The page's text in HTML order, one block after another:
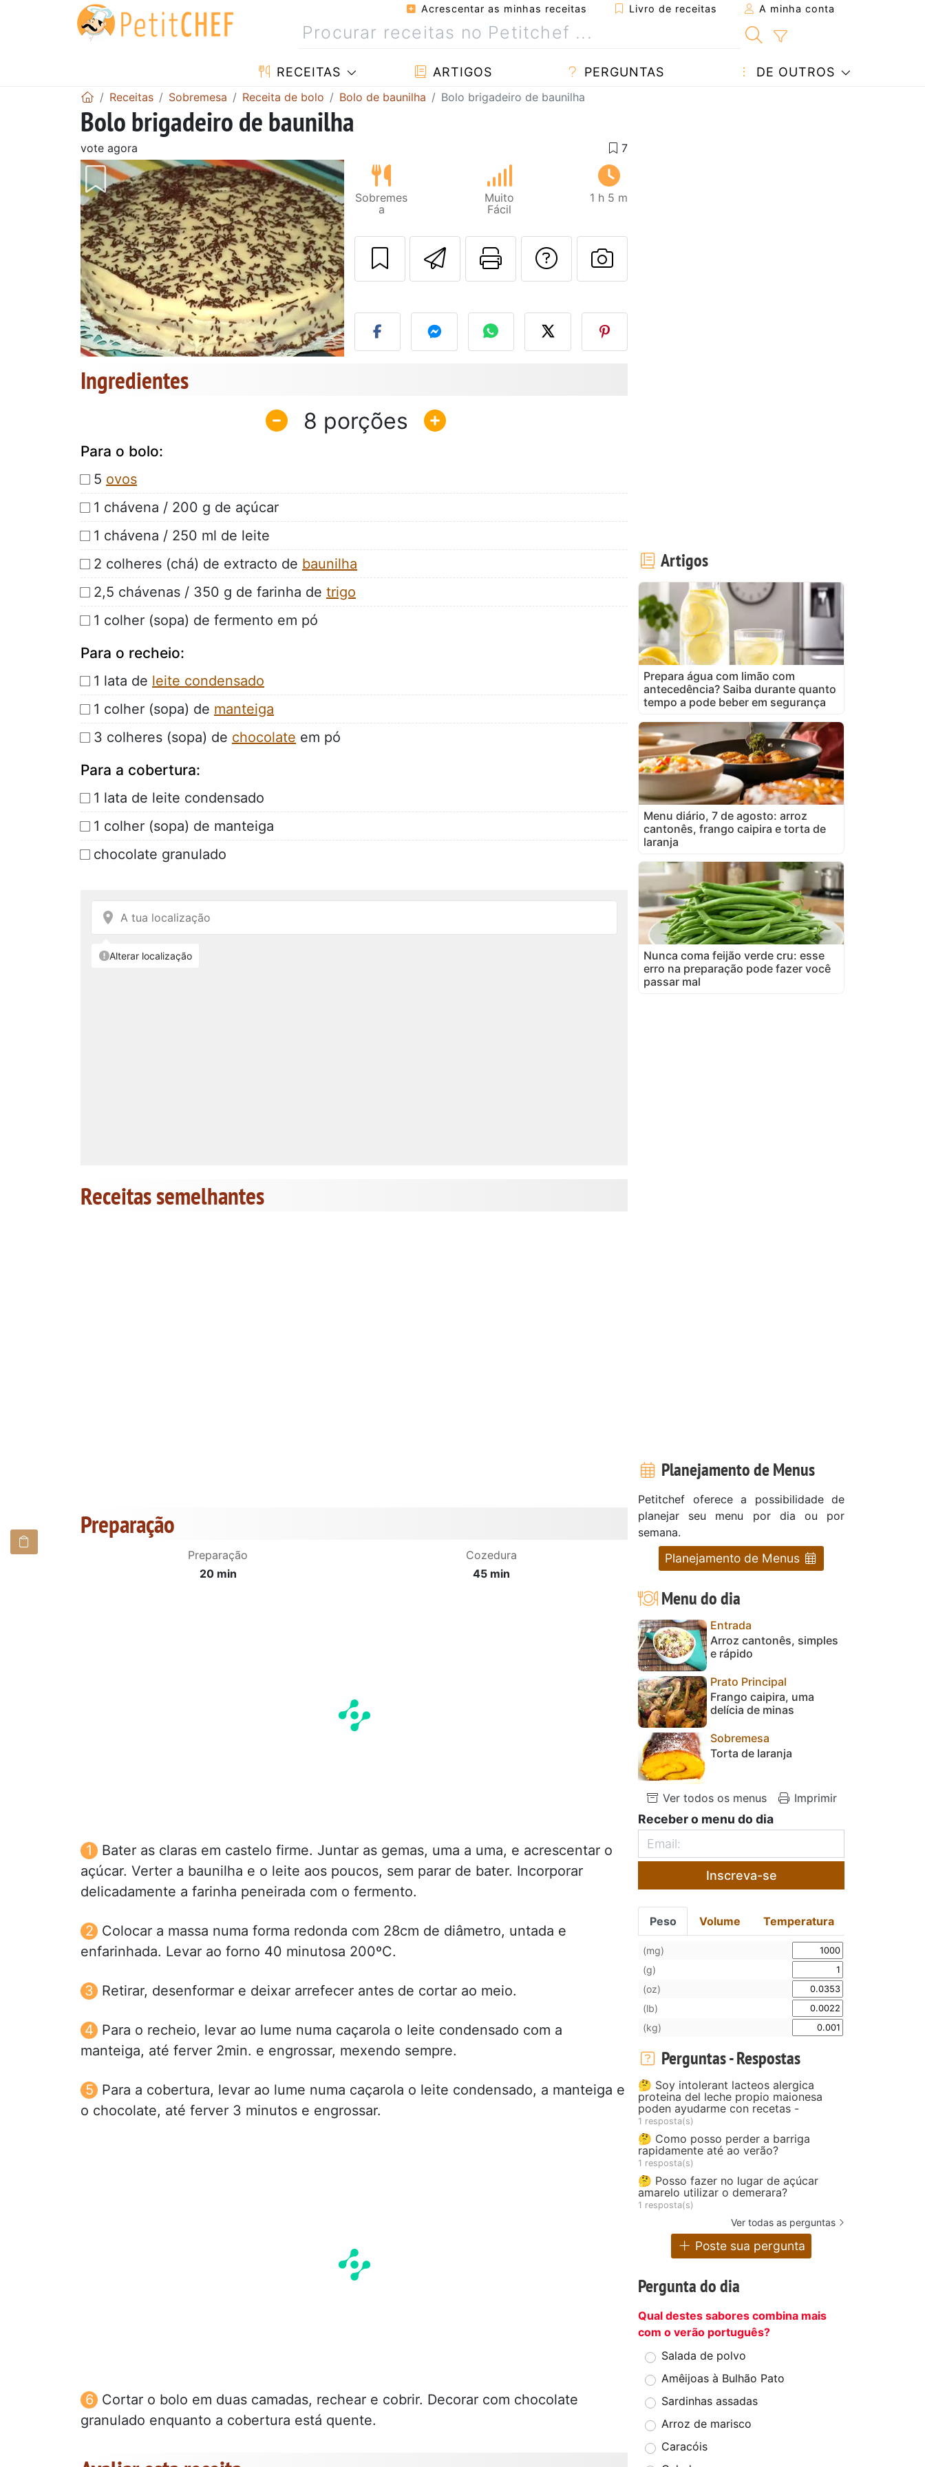
Acrescentar as minhas receitas Livro de receitas A minha conta
RECEITAS ARTIGOS PERGUNTAS DE OUTROS
Receitas Sobremesa Receita de bolo Bolo de baunilha Bolo brigadeiro de baunilha
Bolo brigadeiro de baunilha
vote agora
Sobremes
a
Muito
Fácil
1 h 5 m
Enviar esta receita a um amigo
Imprima esta página
Falar com o autor da receita
Fez esta receita? Compartilhe
Ingredientes
8
Para o bolo:
5 ovos
1 chávena / 200 g de açúcar
1 chávena / 250 ml de leite
2 colheres (chá) de extracto de baunilha
2,5 chávenas / 350 g de farinha de trigo
1 colher (sopa) de fermento em pó
Para o recheio:
1 lata de leite condensado
1 colher (sopa) de manteiga
3 colheres (sopa) de chocolate em pó
Para a cobertura:
1 lata de leite condensado
1 colher (sopa) de manteiga
chocolate granulado
Receitas semelhantes
Preparação
Preparação
20 min
Cozedura
45 min
Bater as claras em castelo firme. Juntar as gemas, uma a uma, e acrescentar o
açúcar. Verter a baunilha e o leite aos poucos, sem parar de bater. Incorporar
delicadamente a farinha peneirada com o fermento.
Colocar a massa numa forma redonda com 28cm de diâmetro, untada e
enfarinhada. Levar ao forno 40 minutosa 200ºC.
Retirar, desenformar e deixar arrefecer antes de cortar ao meio.
Para o recheio, levar ao lume numa caçarola o leite condensado com a
manteiga, até ferver 2min. e engrossar, mexendo sempre.
Para a cobertura, levar ao lume numa caçarola o leite condensado, a manteiga e
o chocolate, até ferver 3 minutos e engrossar.
Cortar o bolo em duas camadas, rechear e cobrir. Decorar com chocolate
granulado enquanto a cobertura está quente.
Artigos
Prepara água com limão com
antecedência? Saiba durante quanto
tempo a pode beber em segurança
Menu diário, 7 de agosto: arroz
cantonês, frango caipira e torta de
laranja
Nunca coma feijão verde cru: esse
erro na preparação pode fazer você
passar mal
Planejamento de Menus
Petitchef oferece a possibilidade de
planejar seu menu por dia ou por
semana.
Planejamento de Menus
Menu do dia
Entrada
Arroz cantonês, simples
e rápido
Prato Principal
Frango caipira, uma
delícia de minas
Sobremesa
Torta de laranja
Ver todos os menus Imprimir
Receber o menu do dia
Inscreva-se
Peso Volume Temperatura
(mg)
(g)
(oz)
(lb)
(kg)
Perguntas - Respostas
🤔 Soy intolerant lacteos alergica
proteina del leche propio maionesa
poden ayudarme con recetas -
1 resposta(s)
🤔 Como posso perder a barriga
rapidamente até ao verão?
1 resposta(s)
🤔 Posso fazer no lugar de açúcar
amarelo utilizar o demerara?
1 resposta(s)
Ver todas as perguntas
Poste sua pergunta
Pergunta do dia
Qual destes sabores combina mais
com o verão português?
Salada de polvo
Amêijoas à Bulhão Pato
Sardinhas assadas
Arroz de marisco
Caracóis